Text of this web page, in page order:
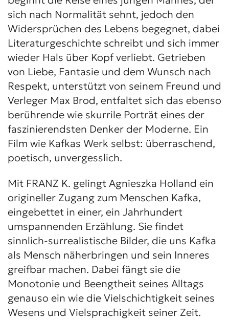
sich nach Normalität sehnt, jedoch den
Widersprüchen des Lebens begegnet, dabei
Literaturgeschichte schreibt und sich immer
wieder Hals über Kopf verliebt. Getrieben
von Liebe, Fantasie und dem Wunsch nach
Respekt, unterstützt von seinem Freund und
Verleger Max Brod, entfaltet sich das ebenso
berührende wie skurrile Porträt eines der
faszinierendsten Denker der Moderne. Ein
Film wie Kafkas Werk selbst: überraschend,
poetisch, unvergesslich.
Mit FRANZ K. gelingt Agnieszka Holland ein
origineller Zugang zum Menschen Kafka,
eingebettet in einer, ein Jahrhundert
umspannenden Erzählung. Sie findet
sinnlich-surrealistische Bilder, die uns Kafka
als Mensch näherbringen und sein Inneres
greifbar machen. Dabei fängt sie die
Monotonie und Beengtheit seines Alltags
genauso ein wie die Vielschichtigkeit seines
Wesens und Vielsprachigkeit seiner Zeit.